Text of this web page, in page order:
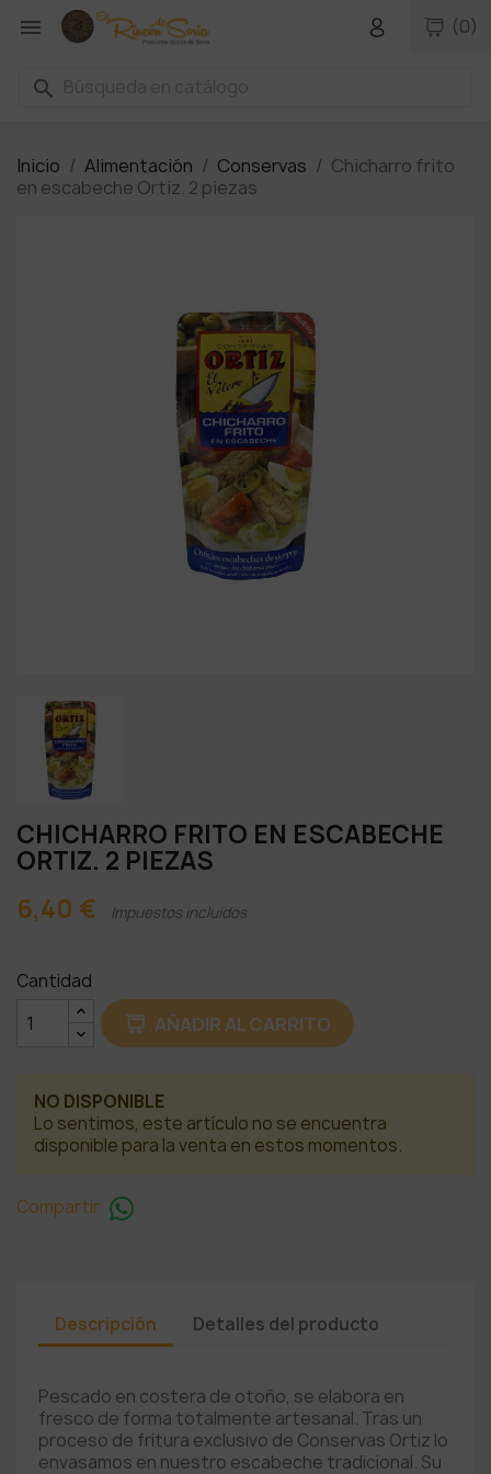
 (0)
search
Inicio Alimentación Conservas
Chicharro frito
en escabeche Ortiz. 2 piezas
CHICHARRO FRITO EN ESCABECHE
ORTIZ. 2 PIEZAS
6,40 €
Impuestos incluidos
Cantidad
AÑADIR AL CARRITO
NO DISPONIBLE
Lo sentimos, este artículo no se encuentra
disponible para la venta en estos momentos.
Compartir
Descripción Detalles del producto
Pescado en costera de otoño, se elabora en
fresco de forma totalmente artesanal. Tras un
proceso de fritura exclusivo de Conservas Ortiz lo
envasamos en nuestro escabeche tradicional. Su